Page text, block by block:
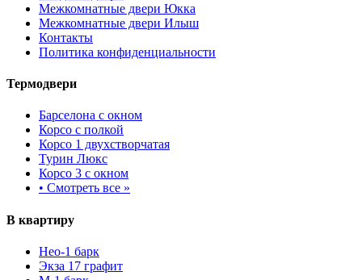
Межкомнатные двери Юкка
Межкомнатные двери Илыш
Контакты
Политика конфиденциальности
Термодвери
Барселона с окном
Корсо с полкой
Корсо 1 двухстворчатая
Турин Люкс
Корсо 3 с окном
• Смотреть все »
В квартиру
Нео-1 барк
Экза 17 графит